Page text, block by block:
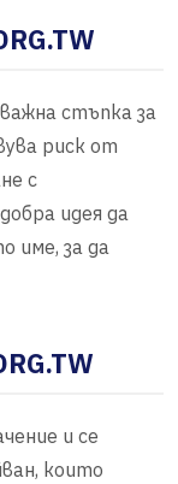
стъпка за
риск от
с
идея да
име, за да
и се
които